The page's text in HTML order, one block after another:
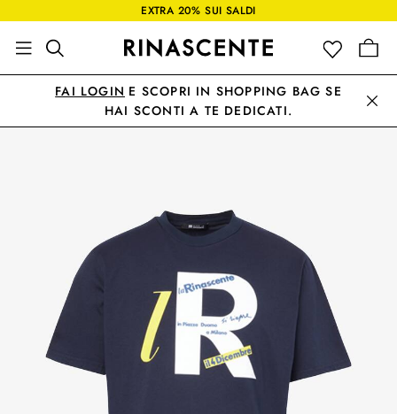
EXTRA 20% SUI SALDI
FAI LOGIN E SCOPRI IN SHOPPING BAG SE
HAI SCONTI A TE DEDICATI.